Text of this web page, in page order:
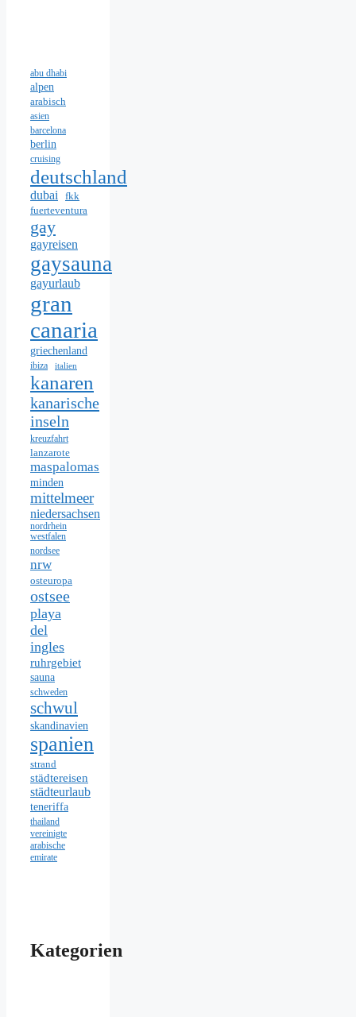
abu dhabi
alpen
arabisch
asien
barcelona
berlin
cruising
deutschland
dubai
fkk
fuerteventura
gay
gayreisen
gaysauna
gayurlaub
gran
canaria
griechenland
ibiza italien
kanaren
kanarische
inseln
kreuzfahrt
lanzarote
maspalomas
minden
mittelmeer
niedersachsen
nordrhein
westfalen
nordsee
nrw
osteuropa
ostsee
playa
del
ingles
ruhrgebiet
sauna
schweden
schwul
skandinavien
spanien
strand
städtereisen
städteurlaub
teneriffa
thailand
vereinigte
arabische
emirate
Kategorien